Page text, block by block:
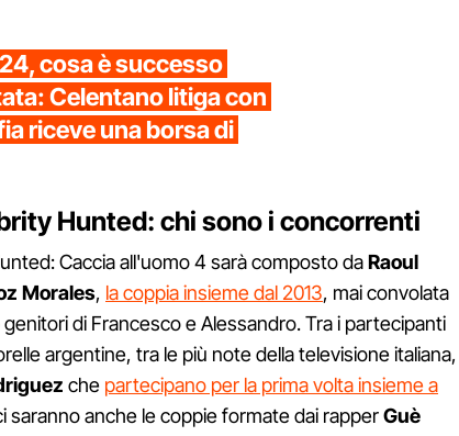
cosa è successo
Celentano litiga con
riceve una borsa di
Hunted: chi sono i concorrenti
Caccia all'uomo 4 sarà composto daRaoul
Morales, la coppia insieme dal 2013, mai convolata
di Francesco e Alessandro. Tra i partecipanti
argentine, tra le più note della televisione italiana,
che partecipano per la prima volta insieme a
saranno anche le coppie formate dai rapperGuè